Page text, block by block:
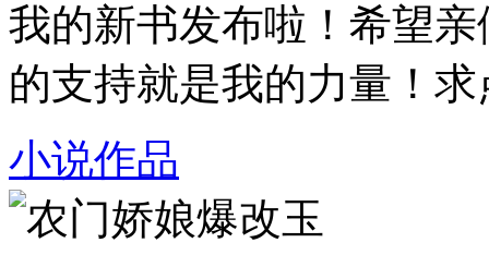
我的新书发布啦！希望
的支持就是我的力量！
小说作品